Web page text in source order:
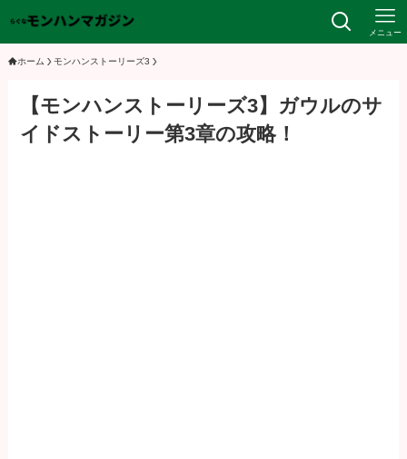
メニュー
ホーム モンハンストーリーズ3
【モンハンストーリーズ3】ガウルのサ
イドストーリー第3章の攻略！